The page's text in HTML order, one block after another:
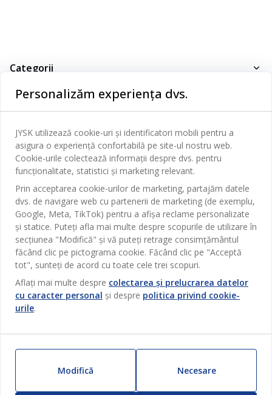
Categorii
Dormitor
Birou
Sufragerie
Bucătărie
Depozitare
Perdele
Grădină
Pentru casă
Outlet
Contact Relații Clienți
Magazine și program
Broșură
Termeni si conditii vânzări online
Garantia prețului
Garanția Produselor
Politica de confidentialitate
Card cadou
Beneficii pentru clienți
Livrare
JYSK
Despre JYSK
JYSK.com
Presă
Locuri de muncă
Newsletter
Inspirație
JYSK BUSINESS TO BUSINESS
Sustenabilitate
SEDIU CENTRAL
TAROL-DD S.R.L. str. Jubiliara, 41A mun. Chișinău, Republica
Moldova
JYSK BUSINESS TO BUSINESS
Vânzări și relații clienți persoane juridice
E-mail: jysk@jysk.md
JYSK RELAȚII CLIENȚI
Contact Relații Clienți
Telefon: 022 022 030
E-mail: support@jysk.md
Urmărește Jysk
Personalizăm experiența dvs.
JYSK utilizează cookie-uri și identificatori mobili pentru a
asigura o experiență confortabilă pe site-ul nostru web.
Cookie-urile colectează informații despre dvs. pentru
funcționalitate, statistici și marketing relevant.
Prin acceptarea cookie-urilor de marketing, partajăm datele
dvs. de navigare web cu partenerii de marketing (de exemplu,
Google, Meta, TikTok) pentru a afișa reclame personalizate
și statice. Puteți afla mai multe despre scopurile de utilizare în
secțiunea "Modifică" și vă puteți retrage consimțământul
făcând clic pe pictograma cookie. Făcând clic pe "Acceptă
tot", sunteți de acord cu toate cele trei scopuri.
Aflați mai multe despre colectarea și prelucrarea datelor
cu caracter personal și despre politica privind cookie-
urile.
Modifică Necesare